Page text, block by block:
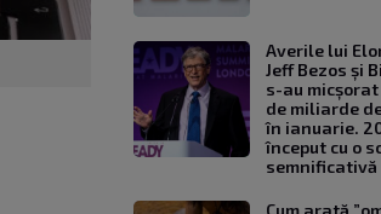
Averile lui
Jeff Bezos și
s-au micșorat
de miliarde
în ianuarie.
început cu o
semnificativă